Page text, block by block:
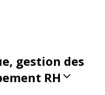
gestion des
RH